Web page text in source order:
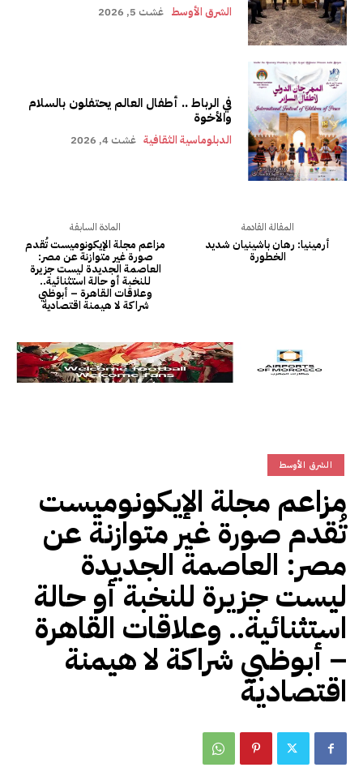
الشرق الأوسط غشت 5, 2026
في الرباط .. أطفال العالم يحتفلون بالسلام
والأخوة
الدبلوماسية الثقافية غشت 4, 2026
المادة السابقة
مزاعم مجلة الإيكونوميست تُقدم
صورة غير متوازنة عن مصر:
العاصمة الجديدة ليست جزيرة
للنخبة أو حالة استثنائية..
وعلاقات القاهرة – أبوظبي
شراكة لا هيمنة اقتصادية
المقالة القادمة
أرمينيا: رهان باشينيان شديد
الخطورة